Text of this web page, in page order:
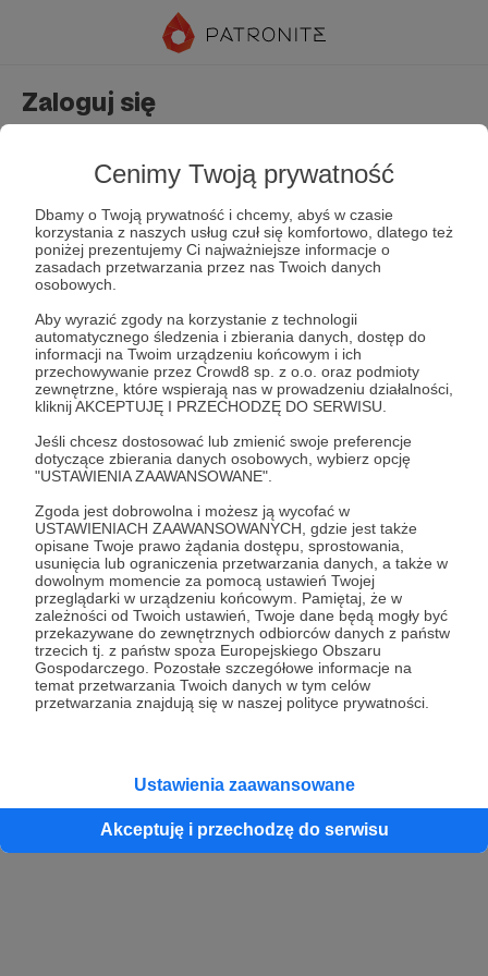
Cenimy Twoją prywatność
Dbamy o Twoją prywatność i chcemy, abyś w czasie
korzystania z naszych usług czuł się komfortowo, dlatego też
poniżej prezentujemy Ci najważniejsze informacje o
zasadach przetwarzania przez nas Twoich danych
osobowych.
Aby wyrazić zgody na korzystanie z technologii
automatycznego śledzenia i zbierania danych, dostęp do
informacji na Twoim urządzeniu końcowym i ich
przechowywanie przez Crowd8 sp. z o.o. oraz podmioty
zewnętrzne, które wspierają nas w prowadzeniu działalności,
kliknij AKCEPTUJĘ I PRZECHODZĘ DO SERWISU.
Jeśli chcesz dostosować lub zmienić swoje preferencje
dotyczące zbierania danych osobowych, wybierz opcję
"USTAWIENIA ZAAWANSOWANE".
Zgoda jest dobrowolna i możesz ją wycofać w
USTAWIENIACH ZAAWANSOWANYCH, gdzie jest także
opisane Twoje prawo żądania dostępu, sprostowania,
usunięcia lub ograniczenia przetwarzania danych, a także w
dowolnym momencie za pomocą ustawień Twojej
przeglądarki w urządzeniu końcowym. Pamiętaj, że w
zależności od Twoich ustawień, Twoje dane będą mogły być
przekazywane do zewnętrznych odbiorców danych z państw
trzecich tj. z państw spoza Europejskiego Obszaru
Gospodarczego. Pozostałe szczegółowe informacje na
temat przetwarzania Twoich danych w tym celów
przetwarzania znajdują się w naszej polityce prywatności.
Ustawienia zaawansowane
Akceptuję i przechodzę do serwisu
Zaloguj się
Zapamiętaj mnie Zapomniałeś hasła?
Zaloguj
lub
Kontynuuj z Google
Kontynuuj z Facebook
Kontynuuj z Apple
konta przez osobę niepełnoletnią” dostępny w regulaminie Patronite.pl